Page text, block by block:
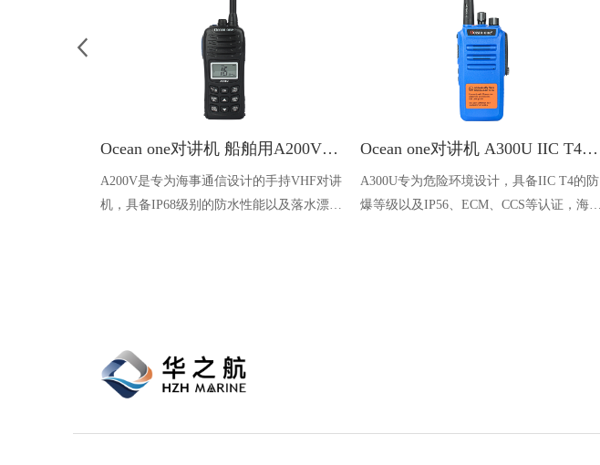
Ocean one对讲机 船舶用A200V漂浮式手持防水对讲机
A200V是专为海事通信设计的手持VHF对讲
机，具备IP68级别的防水性能以及落水漂浮
Ocean one对讲机 A300U IIC T4氢气防爆对讲机 船舶消防本质安全无线电
A300U专为危险环境设计，具备IIC T4的防
爆等级以及IP56、ECM、CCS等认证，海上